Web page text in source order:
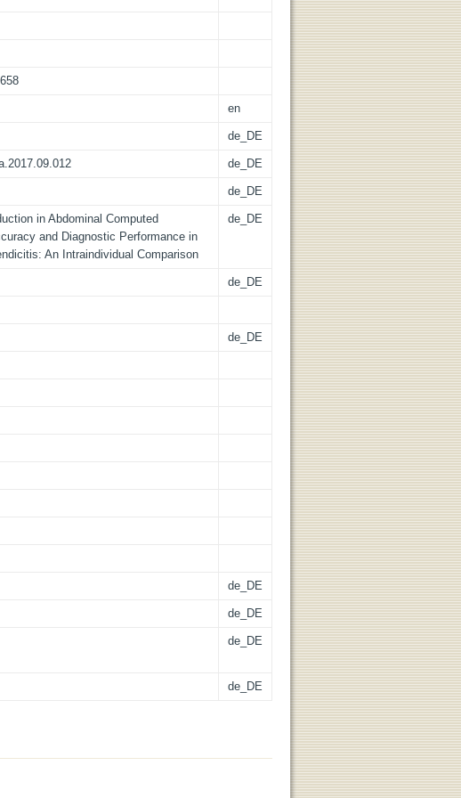
en
de_DE
de_DE
de_DE
in Abdominal Computed
and Diagnostic Performance in
An Intraindividual Comparison
de_DE
de_DE
de_DE
de_DE
de_DE
de_DE
de_DE